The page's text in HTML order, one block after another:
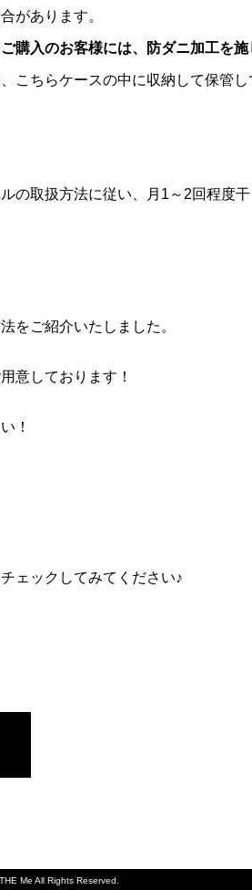
があります。
購入のお客様には、防ダニ加工を施
こちらケースの中に収納して保管し
の取扱方法に従い、月1～2回程度
をご紹介いたしました。
意しております！
！
ェックしてみてください♪
Me All Rights Reserved.